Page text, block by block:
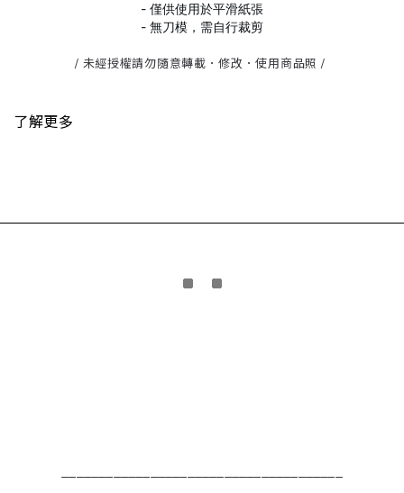
- 僅供使用於平滑紙張
- 無刀模，需自行裁剪
/ 未經授權請勿隨意轉載．修改．使用商品照/
了解更多